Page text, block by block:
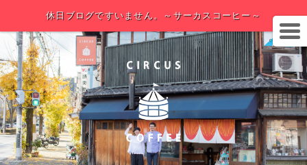
休日ブログですいません。～サーカスコーヒー～